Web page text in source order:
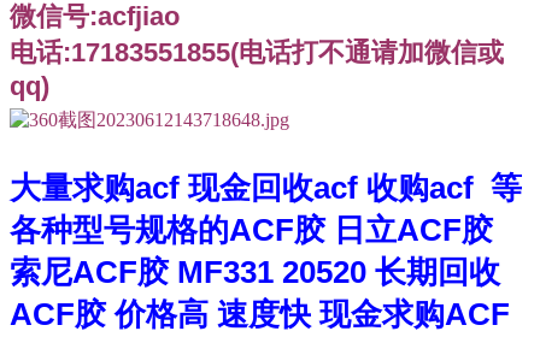
微信号:acfjiao
电话:17183551855(电话打不通请加微信或
qq)
大量求购acf 现金回收acf 收购acf 等
各种型号规格的ACF胶 日立ACF胶
索尼ACF胶 MF331 20520 长期回收
ACF胶 价格高 速度快 现金求购ACF